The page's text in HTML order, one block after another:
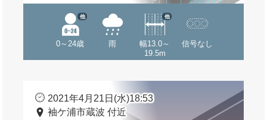
0～24歳
他
雨
幅13.0～
19.5m
他
信号なし
2021年4月21日(水)18:53
袖ケ浦市蔵波 付近